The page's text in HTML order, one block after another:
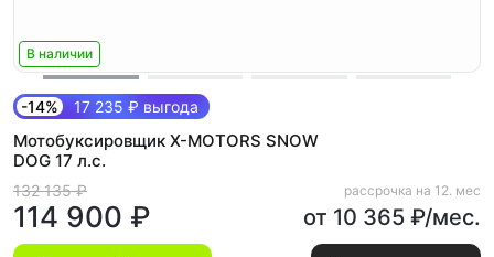
В наличии
-14% 17 235 ₽ выгода
Мотобуксировщик X-MOTORS SNOW
DOG 17 л.с.
132 135 ₽
114 900 ₽
рассрочка на 12. мес
от 10 365 ₽/мес.